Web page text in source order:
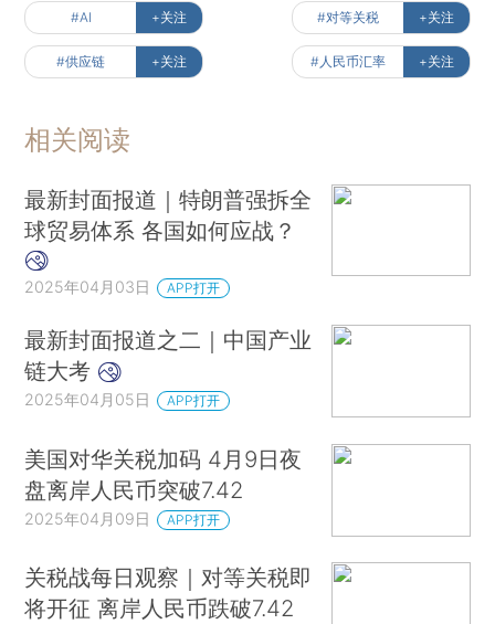
#AI +关注 #对等关税 +关注
#供应链 +关注 #人民币汇率 +关注
相关阅读
最新封面报道｜特朗普强拆全
球贸易体系 各国如何应战？
2025年04月03日 APP打开
最新封面报道之二｜中国产业
链大考
2025年04月05日 APP打开
美国对华关税加码 4月9日夜
盘离岸人民币突破7.42
2025年04月09日 APP打开
关税战每日观察｜对等关税即
将开征 离岸人民币跌破7.42